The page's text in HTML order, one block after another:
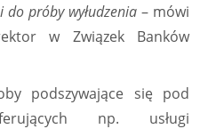
do próby wyłudzenia – mówi
w Związek Banków
podszywające się pod
np. usługi